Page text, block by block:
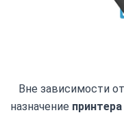
Вне зависимости
назначение